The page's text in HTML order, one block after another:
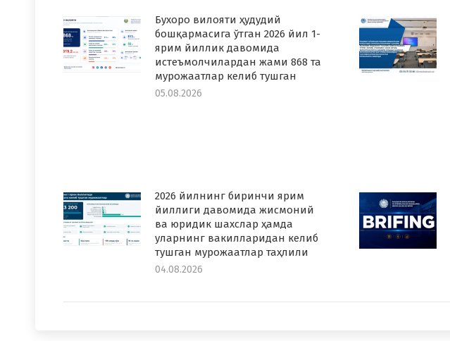
Бухоро вилояти ҳудудий
бошқармасига ўтган 2026 йил 1-
ярим йиллик давомида
истеъмолчилардан жами 868 та
мурожаатлар келиб тушган
05.08.2026
2026 йилнинг биринчи ярим
йиллиги давомида жисмоний
ва юридик шахслар ҳамда
уларнинг вакилларидан келиб
тушган мурожаатлар таҳлили
04.08.2026